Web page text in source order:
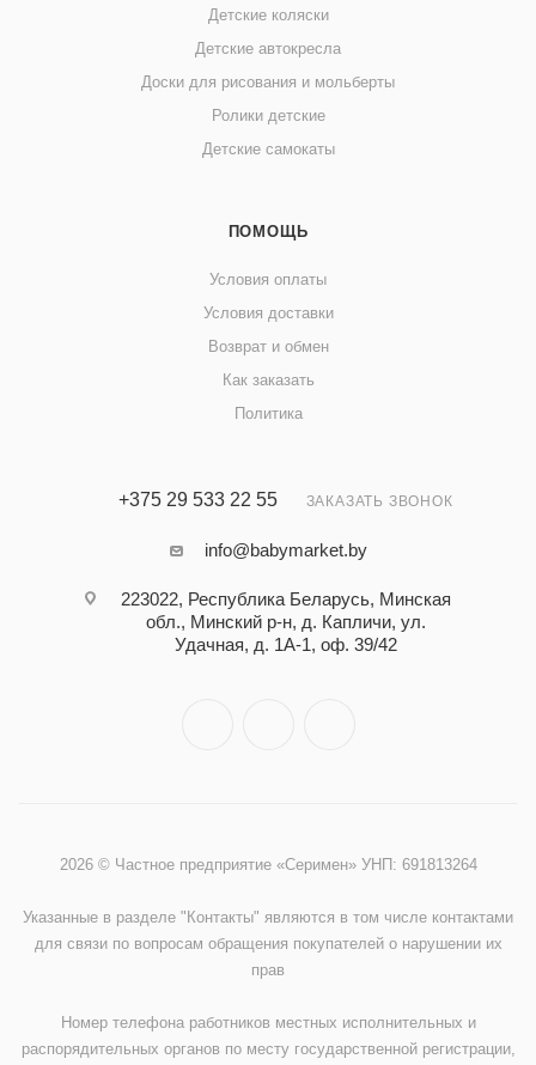
Детские коляски
Детские автокресла
Доски для рисования и мольберты
Ролики детские
Детские самокаты
ПОМОЩЬ
Условия оплаты
Условия доставки
Возврат и обмен
Как заказать
Политика
+375 29 533 22 55 ЗАКАЗАТЬ ЗВОНОК
info@babymarket.by
223022, Республика Беларусь, Минская
обл., Минский р-н, д. Капличи, ул.
Удачная, д. 1А-1, оф. 39/42
2026 © Частное предприятие «Серимен» УНП: 691813264
Указанные в разделе "Контакты" являются в том числе контактами
для связи по вопросам обращения покупателей о нарушении их
прав
Номер телефона работников местных исполнительных и
распорядительных органов по месту государственной регистрации,